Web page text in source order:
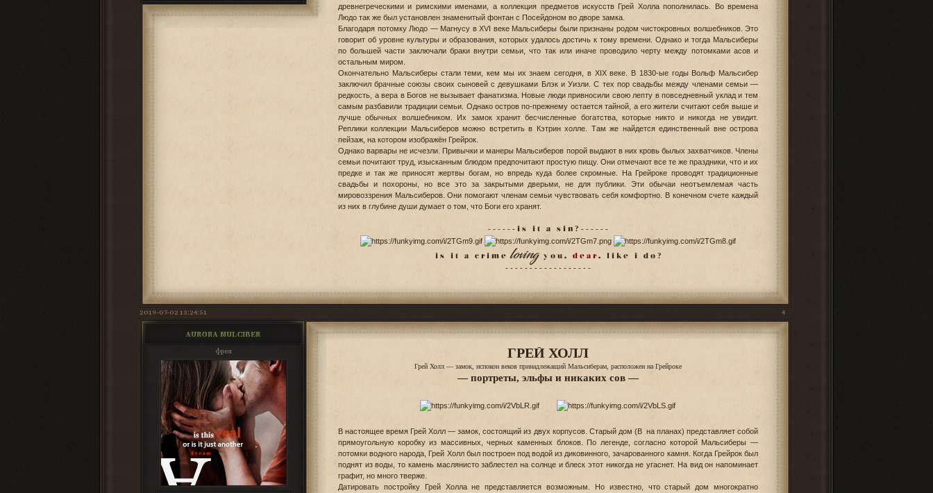
древнегреческими и римскими именами, а коллекция предметов искусств Грей Холла пополнилась. Во времена
Людо так же был установлен знаменитый фонтан с Посейдоном во дворе замка.
Благодаря потомку Людо — Магнусу в XVI веке Мальсиберы были признаны родом чистокровных волшебников. Это
говорит об уровне культуры и образования, которых удалось достичь к тому времени. Однако и тогда Мальсиберы
по большей части заключали браки внутри семьи, что так или иначе проводило черту между потомками асов и
остальным миром.
Окончательно Мальсиберы стали теми, кем мы их знаем сегодня, в XIX веке. В 1830-ые годы Вольф Мальсибер
заключил брачные союзы своих сыновей с девушками Блэк и Уизли. С тех пор свадьбы между членами семьи —
редкость, а вера в Богов не вызывает фанатизма. Новые люди привносили свою лепту в повседневный уклад и тем
самым разбавили традиции семьи. Однако остров по-прежнему остается тайной, а его жители считают себя выше и
лучше обычных волшебником. Их замок хранит бесчисленные богатства, которые никто и никогда не увидит.
Реплики коллекции Мальсиберов можно встретить в Кэтрин холле. Там же найдется единственный вне острова
пейзаж, на котором изображён Грейрок.
Однако варвары не исчезли. Привычки и манеры Мальсиберов порой выдают в них кровь былых захватчиков. Члены
семьи почитают труд, изысканным блюдом предпочитают простую пищу. Они отмечают все те же праздники, что и их
предке и так же приносят жертвы богам, но впредь куда более скромные. На Грейроке проводят традиционные
свадьбы и похороны, но все это за закрытыми дверьми, не для публики. Эти обычаи неотъемлемая часть
мировоззрения Мальсиберов. Они помогают членам семьи чувствовать себя комфортно. В конечном счете каждый
из них в глубине души думает о том, что Боги его хранят.
- - - - - - i s i t a s i n ? - - - - - -
i s i t a c r i m e loving y o u , d e a r, l i k e i d o ?
- - - - - - - - - - - - - - - - - -
4
2019-07-02 13:24:51
AURORA MULCIBER
фрея ГРЕЙ ХОЛЛ
Грей Холл — замок, испокон веков принадлежащий Мальсиберам, расположен на Грейроке
— портреты, эльфы и никаких сов —
В настоящее время Грей Холл — замок, состоящий из двух корпусов. Старый дом (B на планах) представляет собой
прямоугольную коробку из массивных, черных каменных блоков. По легенде, согласно которой Мальсиберы —
потомки водного народа, Грей Холл был построен под водой из диковинного, зачарованного камня. Когда Грейрок был
поднят из воды, то камень маслянисто заблестел на солнце и блеск этот никогда не угаснет. На вид он напоминает
графит, но много тверже.
Датировать постройку Грей Холла не представляется возможным. Но известно, что старый дом многократно